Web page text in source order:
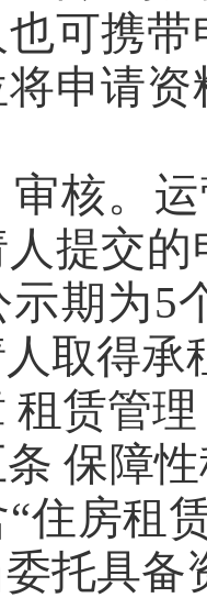
携带
申请
。运
人提交
期为5
取得承
赁管理
障性
住房租
托具备